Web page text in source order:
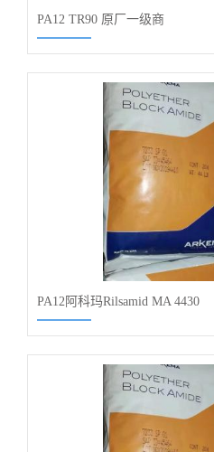
PA12 TR90 原厂一级商
PA12阿科玛Rilsamid MA 4430